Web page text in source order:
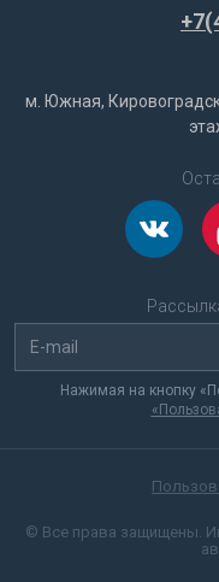
м. Южная,
Нажимая на кнопку
© Все права защищены.